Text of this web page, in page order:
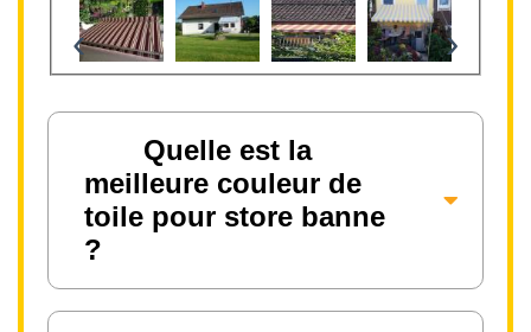
‹ ›
Quelle est la
meilleure couleur de
toile pour store banne
?